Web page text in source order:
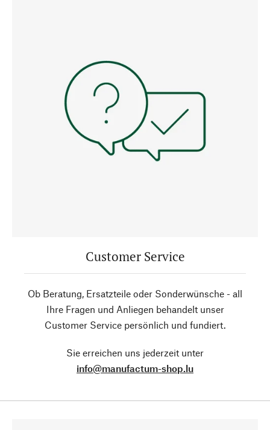
Customer Service
Ob Beratung, Ersatzteile oder Sonderwünsche - all
Ihre Fragen und Anliegen behandelt unser
Customer Service persönlich und fundiert.
Sie erreichen uns jederzeit unter
info@manufactum-shop.lu